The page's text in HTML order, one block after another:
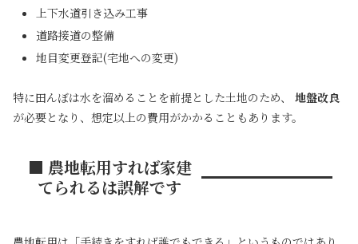
上下水道引き込み工事
道路接道の整備
地目変更登記(宅地への変更)
特に田んぼは水を溜めることを前提とした土地のため、 地盤改良
が必要となり、想定以上の費用がかかることもあります。
■ 農地転用すれば家建
てられるは誤解です